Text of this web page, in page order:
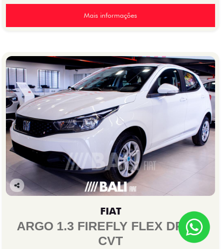
Mais informações
Co
lhe
FIAT
ARGO 1.3 FIREFLY FLEX DRIVE
CVT